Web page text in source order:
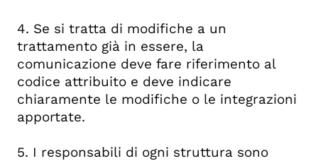
4. Se si tratta di modifiche a un
trattamento già in essere, la
comunicazione deve fare riferimento al
codice attribuito e deve indicare
chiaramente le modifiche o le integrazioni
apportate.
5. I responsabili di ogni struttura sono